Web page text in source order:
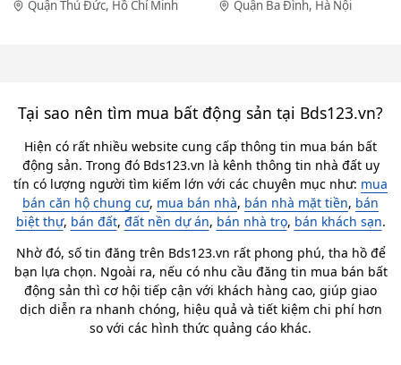
Quận Thủ Đức, Hồ Chí Minh
Quận Ba Đình, Hà Nội
Tại sao nên tìm mua bất động sản tại Bds123.vn?
Hiện có rất nhiều website cung cấp thông tin mua bán bất
động sản. Trong đó Bds123.vn là kênh thông tin nhà đất uy
tín có lượng người tìm kiếm lớn với các chuyên mục như: mua
bán căn hộ chung cư, mua bán nhà, bán nhà mặt tiền, bán
biệt thự, bán đất, đất nền dự án, bán nhà trọ, bán khách sạn.
Nhờ đó, số tin đăng trên Bds123.vn rất phong phú, tha hồ để
bạn lựa chọn. Ngoài ra, nếu có nhu cầu đăng tin mua bán bất
động sản thì cơ hội tiếp cận với khách hàng cao, giúp giao
dịch diễn ra nhanh chóng, hiệu quả và tiết kiệm chi phí hơn
so với các hình thức quảng cáo khác.